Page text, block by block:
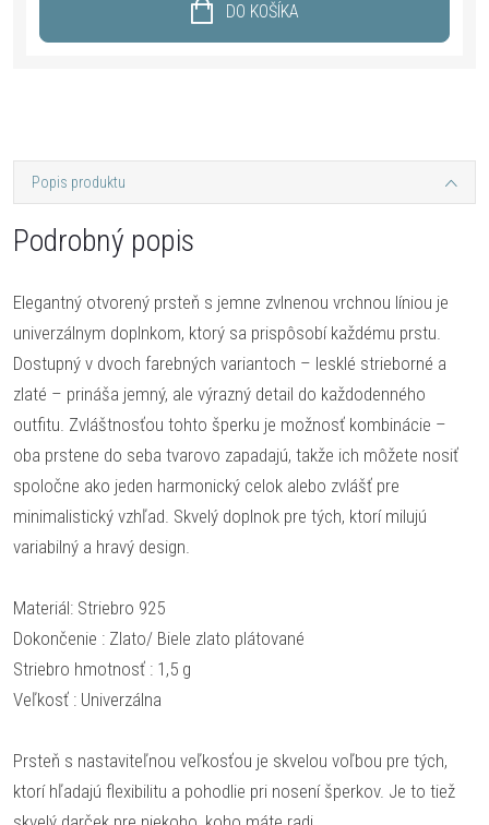
DO KOŠÍKA
Popis produktu
Podrobný popis
Elegantný otvorený prsteň s jemne zvlnenou vrchnou líniou je
univerzálnym doplnkom, ktorý sa prispôsobí každému prstu.
Dostupný v dvoch farebných variantoch – lesklé strieborné a
zlaté – prináša jemný, ale výrazný detail do každodenného
outfitu. Zvláštnosťou tohto šperku je možnosť kombinácie –
oba prstene do seba tvarovo zapadajú, takže ich môžete nosiť
spoločne ako jeden harmonický celok alebo zvlášť pre
minimalistický vzhľad. Skvelý doplnok pre tých, ktorí milujú
variabilný a hravý design.
Materiál: Striebro 925
Dokončenie : Zlato/ Biele zlato plátované
Striebro hmotnosť : 1,5 g
Veľkosť : Univerzálna
Prsteň s nastaviteľnou veľkosťou je skvelou voľbou pre tých,
ktorí hľadajú flexibilitu a pohodlie pri nosení šperkov. Je to tiež